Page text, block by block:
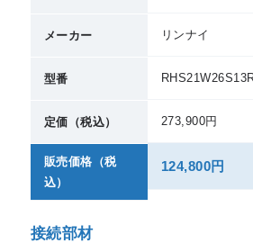
メーカー リンナイ
型番
定価（税込） 273,900円
販売価格（税
込）
124,800円
接続部材